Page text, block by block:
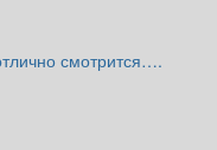
смотрится….